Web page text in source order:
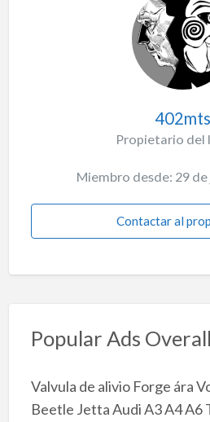
402mts
Propietario del
Miembro desde: 29
Contactar al
Popular Ads Overall
Valvula de alivio Forge ára
Beetle Jetta Audi A3 A4 A6